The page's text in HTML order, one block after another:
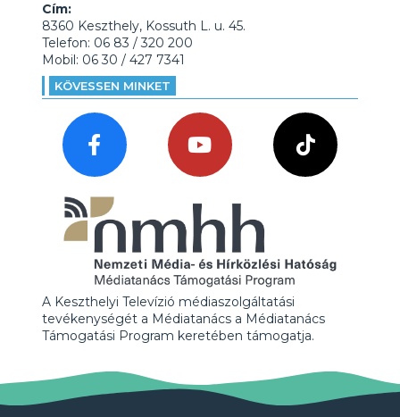
Cím:
8360 Keszthely, Kossuth L. u. 45.
Telefon: 06 83 / 320 200
Mobil: 06 30 / 427 7341
KÖVESSEN MINKET
A Keszthelyi Televízió médiaszolgáltatási
tevékenységét a Médiatanács a Médiatanács
Támogatási Program keretében támogatja.